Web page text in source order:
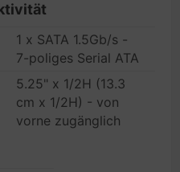
1 x SATA 1.5Gb/s -
7-poliges Serial ATA
5.25" x 1/2H (13.3
cm x 1/2H) - von
vorne zugänglich